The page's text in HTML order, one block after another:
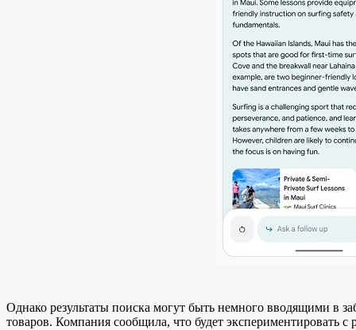
Однако результаты поиска могут быть немного вводящими в
товаров. Компания сообщила, что будет